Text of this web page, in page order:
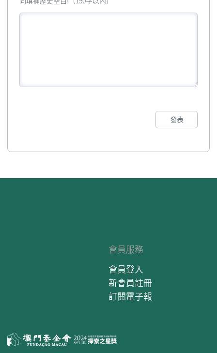
發表
會員服務
會員登入
新會員註冊
訂閱電子報